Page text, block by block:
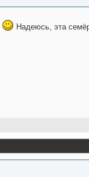
Надеюсь, эта